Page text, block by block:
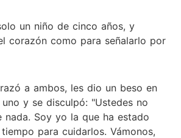
un niño de cinco años, y
corazón como para señalarlo por
a ambos, les dio un beso en
y se disculpó: "Ustedes no
nada. Soy yo la que ha estado
para cuidarlos. Vámonos,